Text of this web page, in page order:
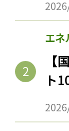
エネ
【
ト